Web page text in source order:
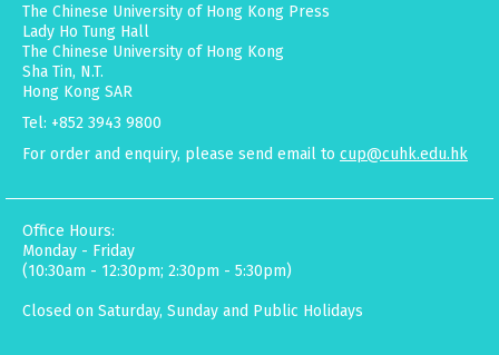
The Chinese University of Hong Kong Press
Lady Ho Tung Hall
The Chinese University of Hong Kong
Sha Tin, N.T.
Hong Kong SAR
Tel: +852 3943 9800
For order and enquiry, please send email to cup@cuhk.edu.hk
Office Hours:
Monday - Friday
(10:30am - 12:30pm; 2:30pm - 5:30pm)
Closed on Saturday, Sunday and Public Holidays